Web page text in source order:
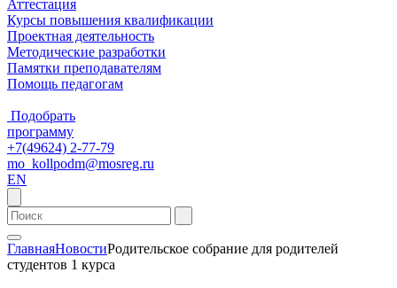
Аттестация
Курсы повышения квалификации
Проектная деятельность
Методические разработки
Памятки преподавателям
Помощь педагогам
Подобрать
программу
+7(49624) 2-77-79
mo_kollpodm@mosreg.ru
EN
ГлавнаяНовостиРодительское собрание для родителей
студентов 1 курса